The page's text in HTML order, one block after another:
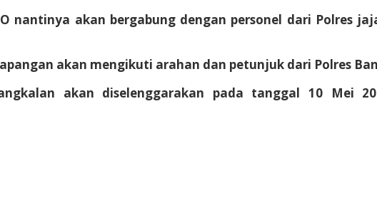
nantinya akan bergabung dengan personel dari Polres
akan mengikuti arahan dan petunjuk dari Polres
akan diselenggarakan pada tanggal 10 Mei